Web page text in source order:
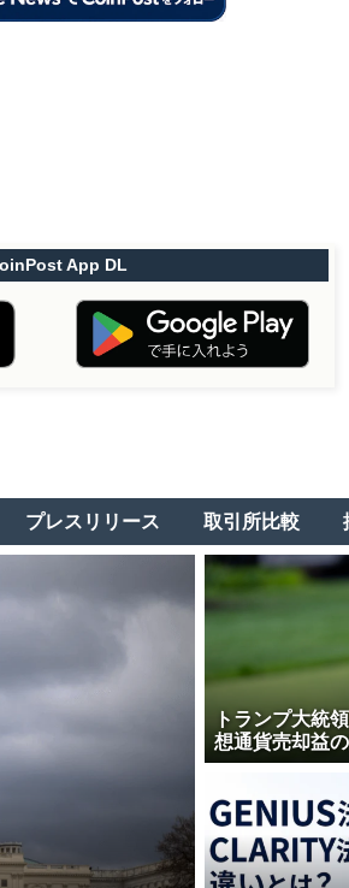
App DL
プレスリリース 取引所比較
トランプ大統
想通貨売却益